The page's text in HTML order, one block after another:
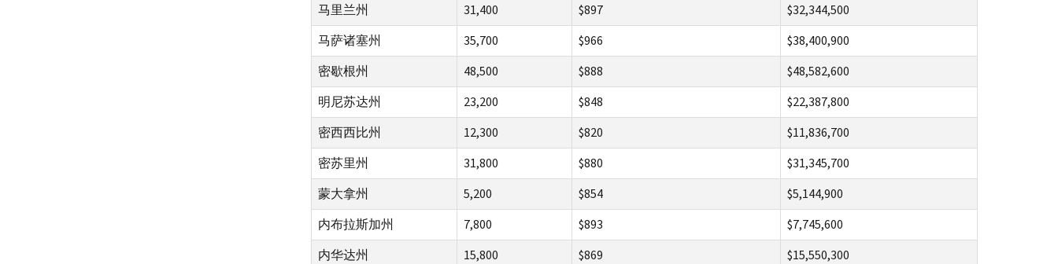
马里兰州
31,400 $897
$32,344,500
马萨诸塞州
35,700 $966
$38,400,900
密歇根州
48,500 $888
$48,582,600
明尼苏达州
23,200 $848
$22,387,800
密西西比州
12,300 $820
$11,836,700
密苏里州
31,800 $880
$31,345,700
蒙大拿州
5,200 $854
$5,144,900
内布拉斯加州
7,800 $893
$7,745,600
内华达州
15,800 $869
$15,550,300